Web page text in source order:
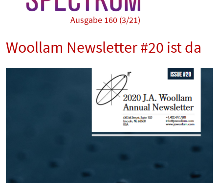
Ausgabe 160 (3/21)
Woollam Newsletter #20 ist da